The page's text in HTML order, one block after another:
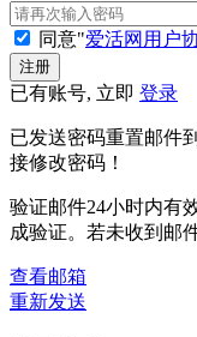
同意"爱活网用户
已有账号, 立即 登录
已发送密码重置邮件
接修改密码！
验证邮件24小时内有
成验证。若未收到邮
查看邮箱
重新发送